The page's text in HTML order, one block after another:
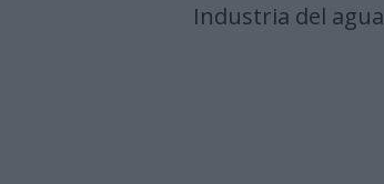
Industria del agua